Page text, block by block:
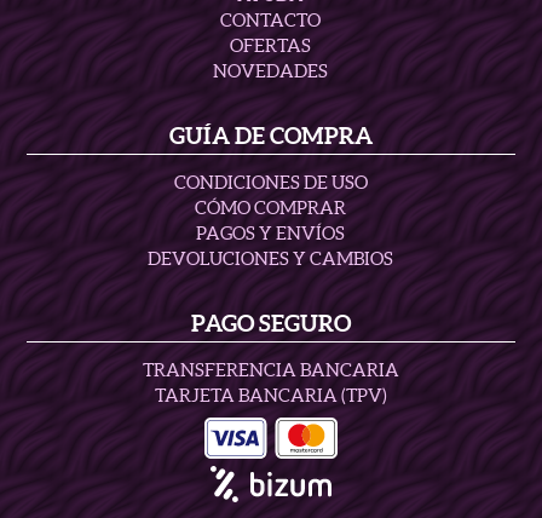
CONTACTO
OFERTAS
NOVEDADES
GUÍA DE COMPRA
CONDICIONES DE USO
CÓMO COMPRAR
PAGOS Y ENVÍOS
DEVOLUCIONES Y CAMBIOS
PAGO SEGURO
TRANSFERENCIA BANCARIA
TARJETA BANCARIA (TPV)